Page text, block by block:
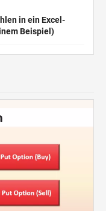
in ein Excel-
Beispiel)